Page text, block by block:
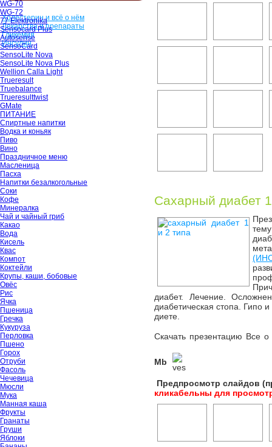
WG-70
WG-72
77 Elektronika
Sensocard Plus
Autosense
SensoCard
SensoLite Nova
SensoLite Nova Plus
Wellion Calla Light
Trueresult
Truebalance
Trueresulttwist
GMate
ПИТАНИЕ
Спиртные напитки
Водка и коньяк
Пиво
Вино
Праздничное меню
Масленица
Пасха
Напитки безалкогольные
Соки
Кофе
Минералка
Чай и чайный гриб
Какао
Вода
Кисель
Квас
Компот
Коктейли
Крупы, каши, бобовые
Овёс
Рис
Ячка
Пшеница
Гречка
Кукуруза
Перловка
Пшено
Горох
Отруби
Фасоль
Чечевица
Мюсли
Мука
Манная каша
Фрукты
Гранаты
Груши
Яблоки
Холестерин и всё о нём
Лекарства и препараты
Гликемия
Инсулин
Сахарный диабет
диабет. Лечение.
диабетическая стопа. Гипо
диете.
Скачать презентацию Все
Mb
Предпросмотр слайдов
кликабельны для